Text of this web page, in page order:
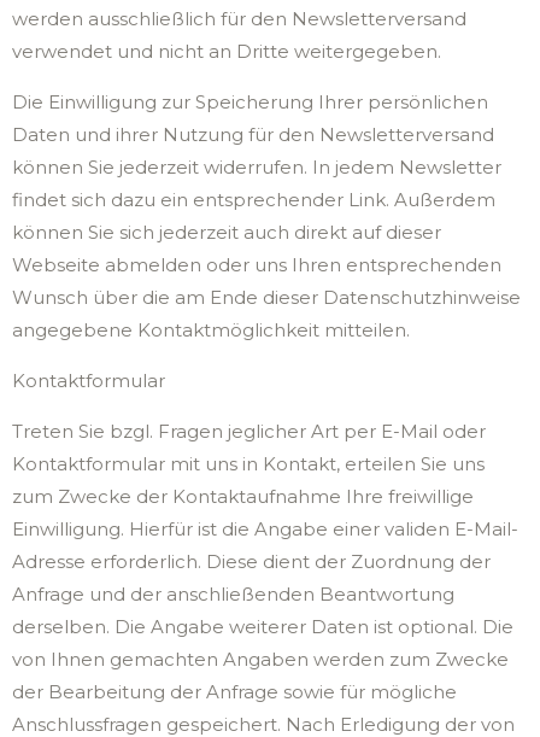
werden ausschließlich für den Newsletterversand
verwendet und nicht an Dritte weitergegeben.
Die Einwilligung zur Speicherung Ihrer persönlichen
Daten und ihrer Nutzung für den Newsletterversand
können Sie jederzeit widerrufen. In jedem Newsletter
findet sich dazu ein entsprechender Link. Außerdem
können Sie sich jederzeit auch direkt auf dieser
Webseite abmelden oder uns Ihren entsprechenden
Wunsch über die am Ende dieser Datenschutzhinweise
angegebene Kontaktmöglichkeit mitteilen.
Kontaktformular
Treten Sie bzgl. Fragen jeglicher Art per E-Mail oder
Kontaktformular mit uns in Kontakt, erteilen Sie uns
zum Zwecke der Kontaktaufnahme Ihre freiwillige
Einwilligung. Hierfür ist die Angabe einer validen E-Mail-
Adresse erforderlich. Diese dient der Zuordnung der
Anfrage und der anschließenden Beantwortung
derselben. Die Angabe weiterer Daten ist optional. Die
von Ihnen gemachten Angaben werden zum Zwecke
der Bearbeitung der Anfrage sowie für mögliche
Anschlussfragen gespeichert. Nach Erledigung der von